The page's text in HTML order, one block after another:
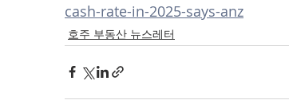
cash-rate-in-2025-says-anz
호주 부동산 뉴스레터